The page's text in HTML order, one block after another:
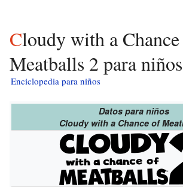
Cloudy with a Chance of
Meatballs 2 para niños
Enciclopedia para niños
Datos para niños
Cloudy with a Chance of